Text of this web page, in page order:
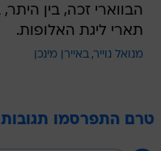
תארי ליגת האלופות.
מנואל נוייר באיירן מינכן
טרם התפרסמו תגובות